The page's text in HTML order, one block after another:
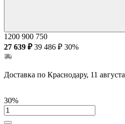
1200 900 750
27 639 ₽ 39 486 ₽ 30%
Доставка по Краснодару, 11 августа
30%